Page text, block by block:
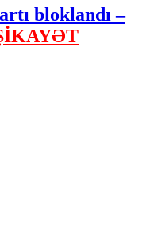
bloklandı –